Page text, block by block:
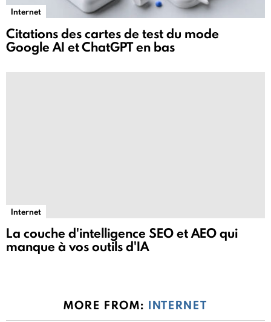
Internet
Citations des cartes de test du mode
Google AI et ChatGPT en bas
Internet
La couche d'intelligence SEO et AEO qui
manque à vos outils d'IA
MORE FROM: INTERNET